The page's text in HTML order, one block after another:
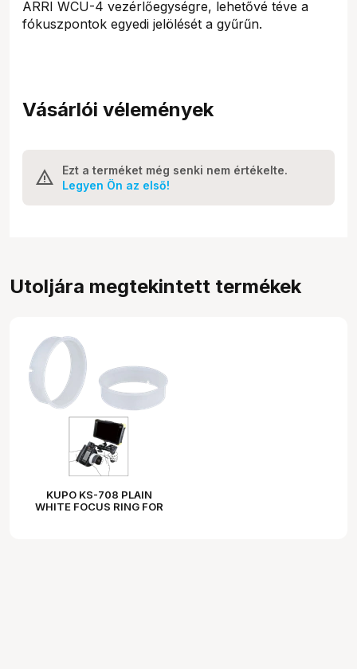
ARRI WCU-4 vezérlőegységre, lehetővé téve a
fókuszpontok egyedi jelölését a gyűrűn.
Vásárlói vélemények
Ezt a terméket még senki nem értékelte.
Legyen Ön az első!
Utoljára megtekintett termékek
KUPO KS-708 PLAIN
WHITE FOCUS RING FOR